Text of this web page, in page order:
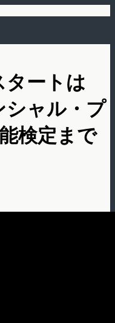
ートは
シャル・プ
検定まで